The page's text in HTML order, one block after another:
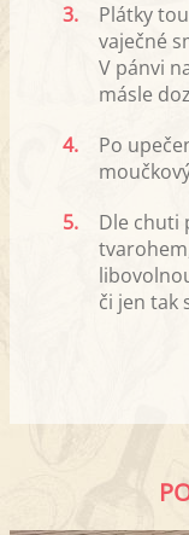
3.
Plátky
vaječné
V pánvi
másle
4.
Po
5.
Dle chuti
či jen tak